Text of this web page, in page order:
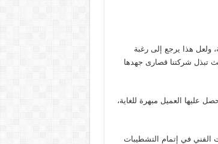
ولعل هذا يرجع إلى رغبة
تبذل شركتنا قصارى جهدها
عليها العميل مبهرة للغاية،
الفني في إتمام التشطيبات